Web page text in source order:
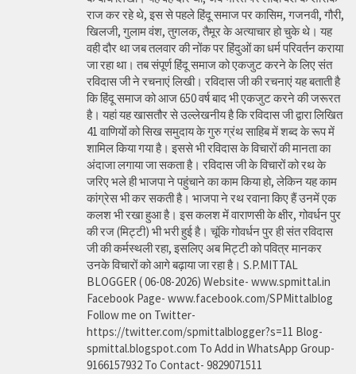
राज कर रहे थे, इस से पहले हिंदू समाज पर कासिम, गजनवी, गौरी,
खिलजी, गुलाम वंश, तुगलक, तैमूर के अत्याचार हो चुके थे। यह
वही दौर था जब तलवार की नोंक पर हिंदुओं का धर्म परिवर्तन कराया
जा रहा था। तब संपूर्ण हिंदू समाज को एकजुट करने के लिए संत
रविदास जी ने रचनाएं लिखी। रविदास जी की रचनाएं यह बताती है
कि हिंदू समाज को आज 650 वर्ष बाद भी एकजुट करने की जरूरत
है। यहां यह खासतौर से उल्लेखनीय है कि रविदास जी द्वारा लिखित
41 वाणियोंं को सिख समुदाय के गुरु ग्रंथ साहिब में शब्द के रूप में
शामिल किया गया है। इससे भी रविदास के विचारों की मानता का
अंदाजा लगाया जा सकता है। रविदास जी के विचारों को रथ के
जरिए भले ही भाजपा ने पहुंचाने का काम किया हो, लेकिन यह काम
कांग्रेस भी कर सकती है। भाजपा ने रथ रवाना किए हैं उनमें एक
कलश भी रखा हुआ है। इस कलश में वाराणसी के क्षीर, गोवर्धन पुर
की रज (मिट्टी) भी भरी हुई है। चूंकि गोवर्धन पुर ही संत रविदास
जी की कर्मस्थली रहा, इसलिए अब मिट्टी को पवित्र मानकर
उनके विचारों को आगे बढ़ाया जा रहा है। S.P.MITTAL
BLOGGER ( 06-08-2026) Website- www.spmittal.in
Facebook Page- www.facebook.com/SPMittalblog
Follow me on Twitter-
https://twitter.com/spmittalblogger?s=11 Blog-
spmittal.blogspot.com To Add in WhatsApp Group-
9166157932 To Contact- 9829071511